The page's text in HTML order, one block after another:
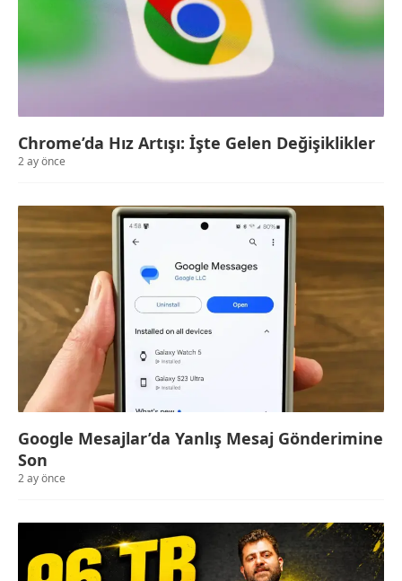
Chrome’da Hız Artışı: İşte Gelen Değişiklikler
2 ay önce
Google Mesajlar’da Yanlış Mesaj Gönderimine
Son
2 ay önce